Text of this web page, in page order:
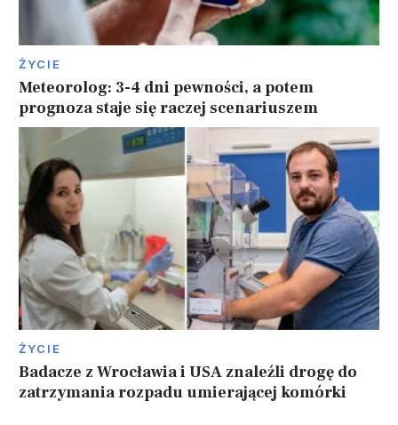
ŻYCIE
Meteorolog: 3-4 dni pewności, a potem
prognoza staje się raczej scenariuszem
ŻYCIE
Badacze z Wrocławia i USA znaleźli drogę do
zatrzymania rozpadu umierającej komórki